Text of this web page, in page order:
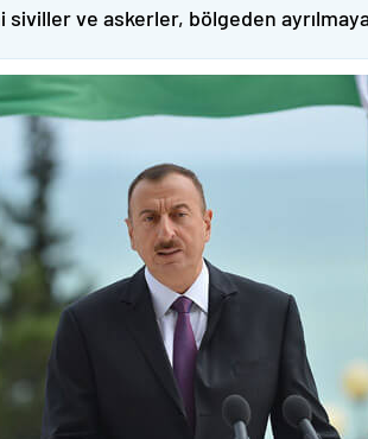
ve askerler, bölgeden